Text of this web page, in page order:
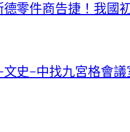
德零件商告捷！我
文史–中找九宮格會